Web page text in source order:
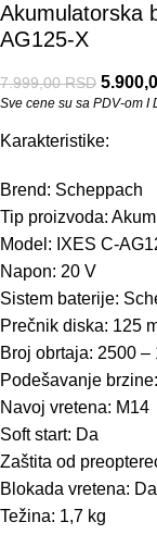
Akumulatorska
AG125-X
7.999,00RSD
Sve cene su sa PDV-om
Karakteristike:
Brend: Scheppach
Tip proizvoda:
Model: IXES C-
Napon: 20 V
Sistem baterije:
Prečnik diska: 125
Broj obrtaja: 2500 –
Podešavanje
Navoj vretena: M14
Soft start: Da
Zaštita od
Blokada vretena: Da
Težina: 1,7 kg